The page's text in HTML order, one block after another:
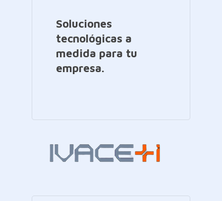
Soluciones
tecnológicas a
medida para tu
empresa.